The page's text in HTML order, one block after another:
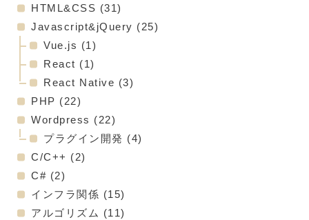
HTML&CSS (31)
Javascript&jQuery (25)
Vue.js (1)
React (1)
React Native (3)
PHP (22)
Wordpress (22)
プラグイン開発 (4)
C/C++ (2)
C# (2)
インフラ関係 (15)
アルゴリズム (11)